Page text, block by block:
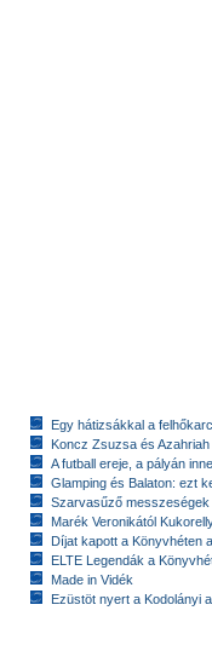
Egy hátizsákkal a
Koncz Zsuzsa és
A futball ereje, a pályán
Glamping és Balaton: ezt
Szarvasűző messzeségek
Marék Veronikától
Díjat kapott a Könyvhéten
ELTE Legendák a
Made in Vidék
Ezüstöt nyert a Kodolányi